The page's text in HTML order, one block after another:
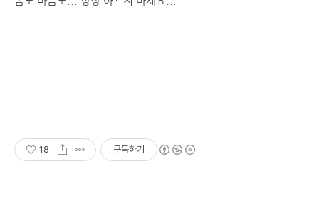
18 구독하기